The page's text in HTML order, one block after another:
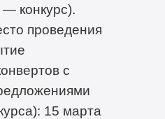
конкурс).
проведения
с
15 марта